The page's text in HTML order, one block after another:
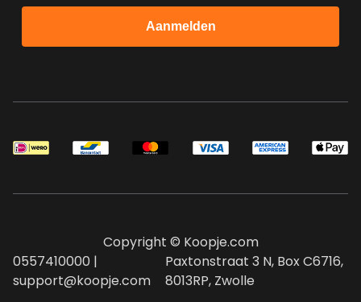
Aanmelden
Copyright © Koopje.com
0557410000 |
support@koopje.com
Paxtonstraat 3 N, Box C6716,
8013RP, Zwolle